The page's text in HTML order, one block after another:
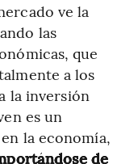
ve la
las
que
a los
la inversión
es un
la economía,
de